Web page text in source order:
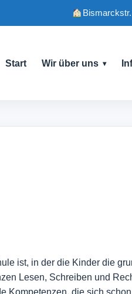
Start Wir über uns
ist, in der die Kinder die
Lesen, Schreiben und